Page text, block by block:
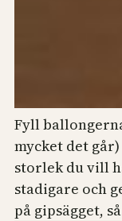
Fyll
mycket det
storlek du vill
stadigare och
på gipsägget,